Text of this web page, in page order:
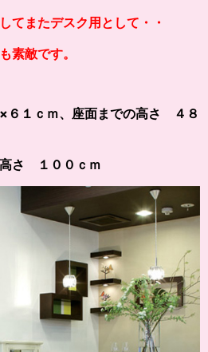
てまたデスク用として・・
素敵です。
１ｃｍ、 座面までの高さ ４８
００ｃｍ